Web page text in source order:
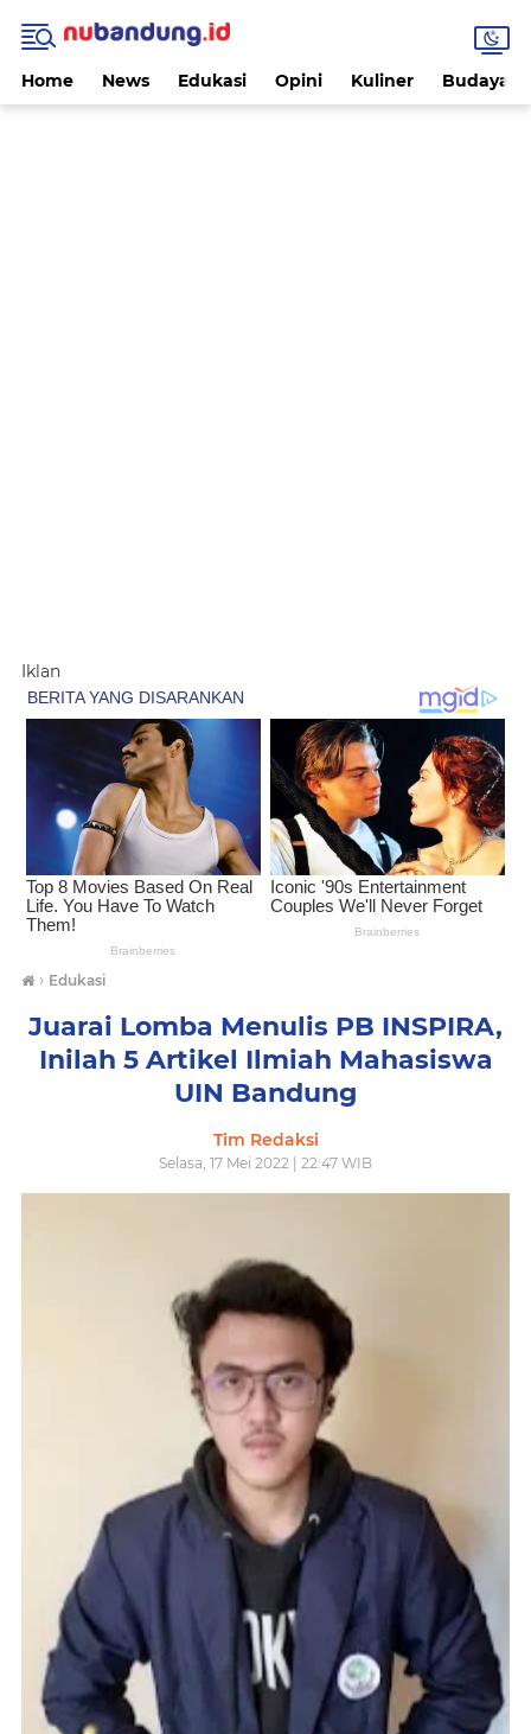
Home News Edukasi Opini Kuliner Budaya
Iklan
› Edukasi
Juarai Lomba Menulis PB INSPIRA,
Inilah 5 Artikel Ilmiah Mahasiswa
UIN Bandung
Tim Redaksi
Selasa, 17 Mei 2022 | 22:47 WIB